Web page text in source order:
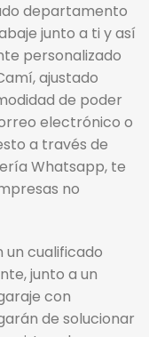
departamento
junto a ti y así
personalizado
ajustado
de poder
electrónico o
a través de
Whatsapp, te
no
un cualificado
junto a un
con
de solucionar